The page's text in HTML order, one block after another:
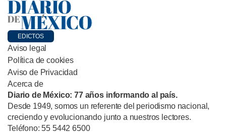
EDICTOS
Aviso legal
Política de cookies
Aviso de Privacidad
Acerca de
Diario de México: 77 años informando al país.
Desde 1949, somos un referente del periodismo nacional,
creciendo y evolucionando junto a nuestros lectores.
Teléfono: 55 5442 6500